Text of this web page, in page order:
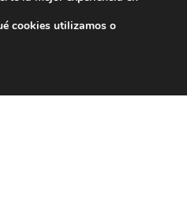
cookies utilizamos o